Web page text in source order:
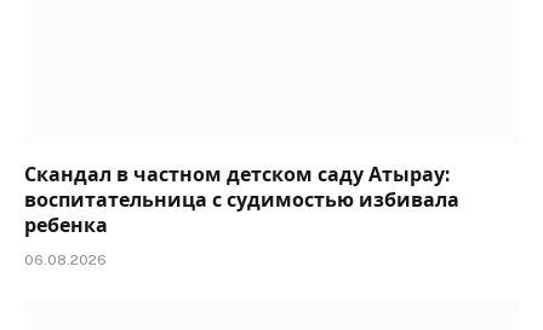
Скандал в частном детском саду Атырау:
воспитательница с судимостью избивала
ребенка
06.08.2026